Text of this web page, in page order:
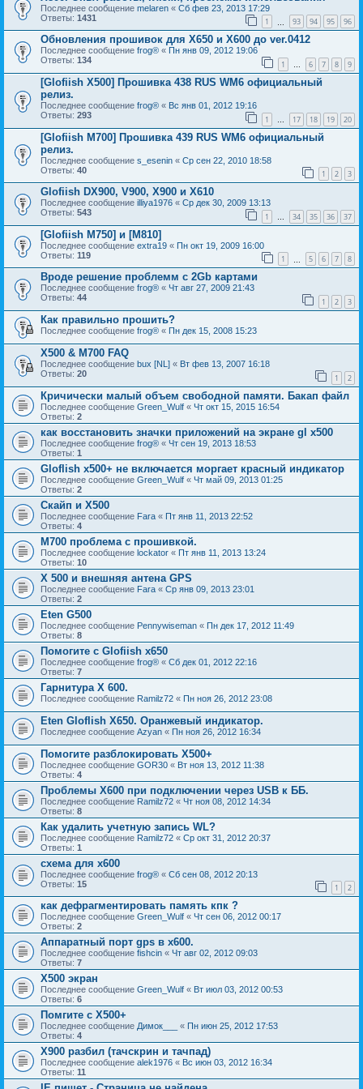
Последнее сообщение melaren « Сб фев 23, 2013 17:29
Ответы: 1431 1 93 94 95 96
Обновления прошивок для Х650 и Х600 до ver.0412
Последнее сообщение frog® « Пн янв 09, 2012 19:06
Ответы: 134 1 … 6 7 8 9
[Glofiish X500] Прошивка 438 RUS WM6 официальный
релиз.
Последнее сообщение frog® « Вс янв 01, 2012 19:16
Ответы: 293 1 … 17 18 19 20
[Glofiish M700] Прошивка 439 RUS WM6 официальный
релиз.
Последнее сообщение s_esenin « Ср сен 22, 2010 18:58
Ответы: 40 1 2 3
Glofiish DX900, V900, X900 и X610
Последнее сообщение illiya1976 « Ср дек 30, 2009 13:13
Ответы: 543 1 … 34 35 36 37
[Glofiish M750] и [M810]
Последнее сообщение extra19 « Пн окт 19, 2009 16:00
Ответы: 119 1 5 6 7 8
Вроде решение проблемм с 2Gb картами
Последнее сообщение frog® « Чт авг 27, 2009 21:43
Ответы: 44 1 2 3
Как правильно прошить?
Последнее сообщение frog® « Пн дек 15, 2008 15:23
X500 & M700 FAQ
Последнее сообщение bux [NL] « Вт фев 13, 2007 16:18
Ответы: 20 1 2
Кричически малый объем свободной памяти. Бакап файл
Последнее сообщение Green_Wulf « Чт окт 15, 2015 16:54
Ответы: 2
как восстановить значки приложений на экране gl x500
Последнее сообщение frog® « Чт сен 19, 2013 18:53
Ответы: 1
Gloflish x500+ не включается моргает красный индикатор
Последнее сообщение Green_Wulf « Чт май 09, 2013 01:25
Ответы: 2
Скайп и Х500
Последнее сообщение Fara « Пт янв 11, 2013 22:52
Ответы: 4
M700 проблема с прошивкой.
Последнее сообщение lockator « Пт янв 11, 2013 13:24
Ответы: 10
X 500 и внешняя антена GPS
Последнее сообщение Fara « Ср янв 09, 2013 23:01
Ответы: 2
Eten G500
Последнее сообщение Pennywiseman « Пн дек 17, 2012 11:49
Ответы: 8
Помогите с Glofiish x650
Последнее сообщение frog® « Сб дек 01, 2012 22:16
Ответы: 7
Гарнитура Х 600.
Последнее сообщение Ramilz72 « Пн ноя 26, 2012 23:08
Eten Gloflish X650. Оранжевый индикатор.
Последнее сообщение Azyan « Пн ноя 26, 2012 16:34
Помогите разблокировать Х500+
Последнее сообщение GOR30 « Вт ноя 13, 2012 11:38
Ответы: 4
Проблемы Х600 при подключении через USB к ББ.
Последнее сообщение Ramilz72 « Чт ноя 08, 2012 14:34
Ответы: 8
Как удалить учетную запись WL?
Последнее сообщение Ramilz72 « Ср окт 31, 2012 20:37
Ответы: 1
схема для x600
Последнее сообщение frog® « Сб сен 08, 2012 20:13
Ответы: 15 1 2
как дефрагментировать память кпк ?
Последнее сообщение Green_Wulf « Чт сен 06, 2012 00:17
Ответы: 2
Аппаратный порт gps в x600.
Последнее сообщение fishcin « Чт авг 02, 2012 09:03
Ответы: 7
Х500 экран
Последнее сообщение Green_Wulf « Вт июл 03, 2012 00:53
Ответы: 6
Помгите с Х500+
Последнее сообщение Димок___ « Пн июн 25, 2012 17:53
Ответы: 4
X900 разбил (тачскрин и тачпад)
Последнее сообщение alek1976 « Вс июн 03, 2012 16:34
Ответы: 11